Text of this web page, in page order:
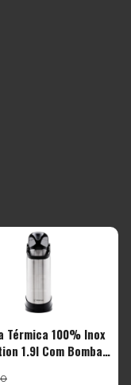
Térmica 100% Inox
1.9l Com Bomba